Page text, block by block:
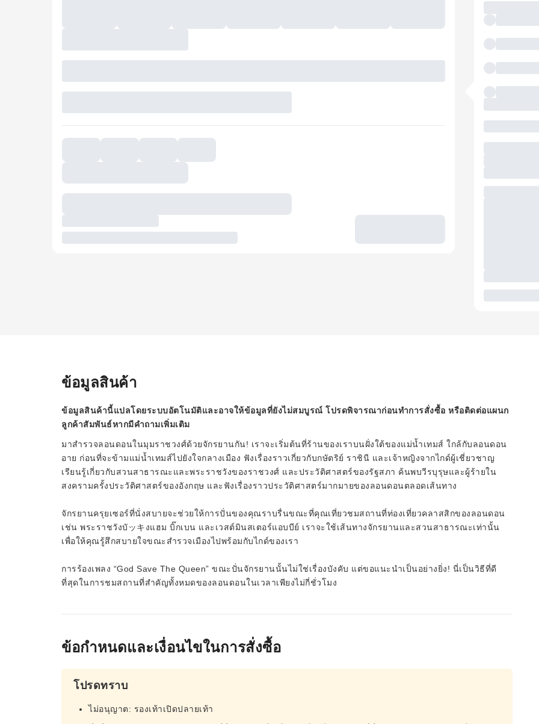
ข้อมูลสินค้า
ข้อมูลสินค้านี้แปลโดยระบบอัตโนมัติและอาจให้ข้อมูลที่ยังไม่สมบูรณ์ โปรดพิจารณาก่อนทำการสั่งซื้อ หรือติดต่อแผนก
ลูกค้าสัมพันธ์หากมีคำถามเพิ่มเติม
มาสำรวจลอนดอนในมุมราชวงศ์ด้วยจักรยานกัน! เราจะเริ่มต้นที่ร้านของเราบนฝั่งใต้ของแม่น้ำเทมส์ ใกล้กับลอนดอน
อาย ก่อนที่จะข้ามแม่น้ำเทมส์ไปยังใจกลางเมือง ฟังเรื่องราวเกี่ยวกับกษัตริย์ ราชินี และเจ้าหญิงจากไกด์ผู้เชี่ยวชาญ
เรียนรู้เกี่ยวกับสวนสาธารณะและพระราชวังของราชวงศ์ และประวัติศาสตร์ของรัฐสภา ค้นพบวีรบุรุษและผู้ร้ายใน
สงครามครั้งประวัติศาสตร์ของอังกฤษ และฟังเรื่องราวประวัติศาสตร์มากมายของลอนดอนตลอดเส้นทาง
จักรยานครุยเซอร์ที่นั่งสบายจะช่วยให้การปั่นของคุณราบรื่นขณะที่คุณเที่ยวชมสถานที่ท่องเที่ยวคลาสสิกของลอนดอน
เช่น พระราชวังบัッキงแฮม บิ๊กเบน และเวสต์มินสเตอร์แอบบีย์ เราจะใช้เส้นทางจักรยานและสวนสาธารณะเท่านั้น
เพื่อให้คุณรู้สึกสบายใจขณะสำรวจเมืองไปพร้อมกับไกด์ของเรา
การร้องเพลง “God Save The Queen” ขณะปั่นจักรยานนั้นไม่ใช่เรื่องบังคับ แต่ขอแนะนำเป็นอย่างยิ่ง! นี่เป็นวิธีที่ดี
ที่สุดในการชมสถานที่สำคัญทั้งหมดของลอนดอนในเวลาเพียงไม่กี่ชั่วโมง
ข้อกำหนดและเงื่อนไขในการสั่งซื้อ
โปรดทราบ
ไม่อนุญาต: รองเท้าเปิดปลายเท้า